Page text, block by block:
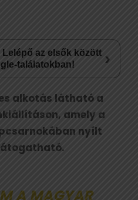
Lelépő az elsők között
találatokban!
›
alkotás látható a
amely a
nyílt
A MAGYAR